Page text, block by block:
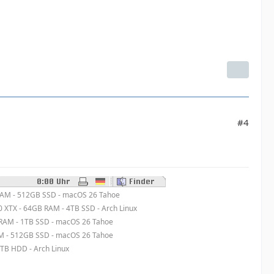
#4
- 512GB SSD - macOS 26 Tahoe
- 64GB RAM - 4TB SSD - Arch Linux
- 1TB SSD - macOS 26 Tahoe
- 512GB SSD - macOS 26 Tahoe
HDD - Arch Linux